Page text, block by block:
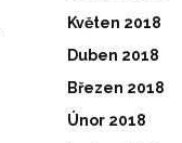
Květen 2018
Duben 2018
Březen 2018
Únor 2018